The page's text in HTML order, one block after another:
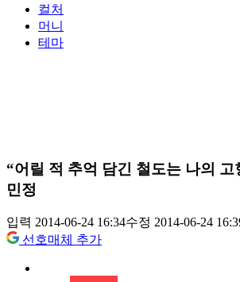
컬처
머니
테마
“어릴 적 추억 담긴 철도는 나의 고
민정
입력 2014-06-24 16:34수정 2014-06-24
선호매체 추가